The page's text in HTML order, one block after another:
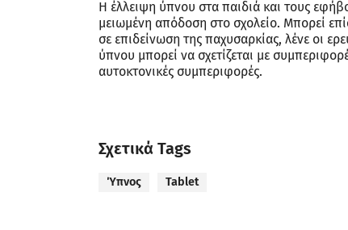
Η έλλειψη ύπνου στα παιδιά και τους
μειωμένη απόδοση στο σχολείο. Μπορεί
σε επιδείνωση της παχυσαρκίας, λένε οι
ύπνου μπορεί να σχετίζεται με
αυτοκτονικές συμπεριφορές.
Σχετικά Tags
Ύπνος Tablet